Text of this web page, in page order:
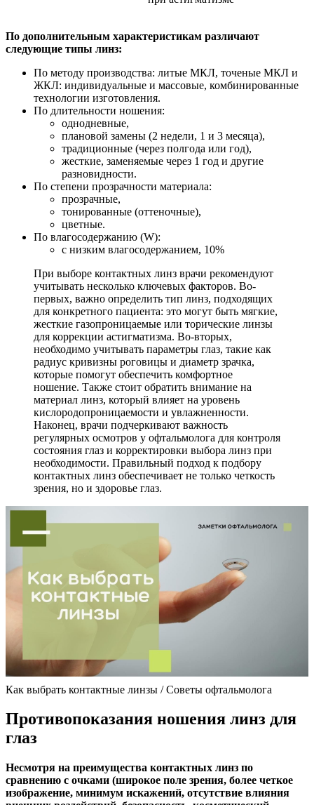
По дополнительным характеристикам различают
следующие типы линз:
По методу производства: литые МКЛ, точеные МКЛ и
ЖКЛ: индивидуальные и массовые, комбинированные
технологии изготовления.
По длительности ношения:
однодневные,
плановой замены (2 недели, 1 и 3 месяца),
традиционные (через полгода или год),
жесткие, заменяемые через 1 год и другие
разновидности.
По степени прозрачности материала:
прозрачные,
тонированные (оттеночные),
цветные.
По влагосодержанию (W):
с низким влагосодержанием, 10%
При выборе контактных линз врачи рекомендуют
учитывать несколько ключевых факторов. Во-
первых, важно определить тип линз, подходящих
для конкретного пациента: это могут быть мягкие,
жесткие газопроницаемые или торические линзы
для коррекции астигматизма. Во-вторых,
необходимо учитывать параметры глаз, такие как
радиус кривизны роговицы и диаметр зрачка,
которые помогут обеспечить комфортное
ношение. Также стоит обратить внимание на
материал линз, который влияет на уровень
кислородопроницаемости и увлажненности.
Наконец, врачи подчеркивают важность
регулярных осмотров у офтальмолога для контроля
состояния глаз и корректировки выбора линз при
необходимости. Правильный подход к подбору
контактных линз обеспечивает не только четкость
зрения, но и здоровье глаз.
Как выбрать контактные линзы / Советы офтальмолога
Противопоказания ношения линз для
глаз
Несмотря на преимущества контактных линз по
сравнению с очками (широкое поле зрения, более четкое
изображение, минимум искажений, отсутствие влияния